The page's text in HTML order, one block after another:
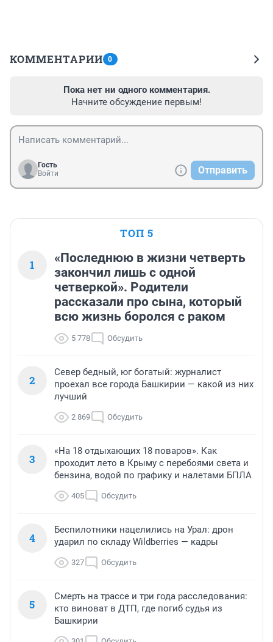
КОММЕНТАРИИ 0
Пока нет ни одного комментария.
Начните обсуждение первым!
Гость
Войти
Отправить
ТОП 5
1
«Последнюю в жизни четверть
закончил лишь с одной
четверкой». Родители
рассказали про сына, который
всю жизнь боролся с раком
5 778 Обсудить
2
Север бедный, юг богатый: журналист
проехал все города Башкирии — какой из них
лучший
2 869 Обсудить
3
«На 18 отдыхающих 18 поваров». Как
проходит лето в Крыму с перебоями света и
бензина, водой по графику и налетами БПЛА
405 Обсудить
4
Беспилотники нацелились на Урал: дрон
ударил по складу Wildberries — кадры
327 Обсудить
5
Смерть на трассе и три года расследования:
кто виноват в ДТП, где погиб судья из
Башкирии